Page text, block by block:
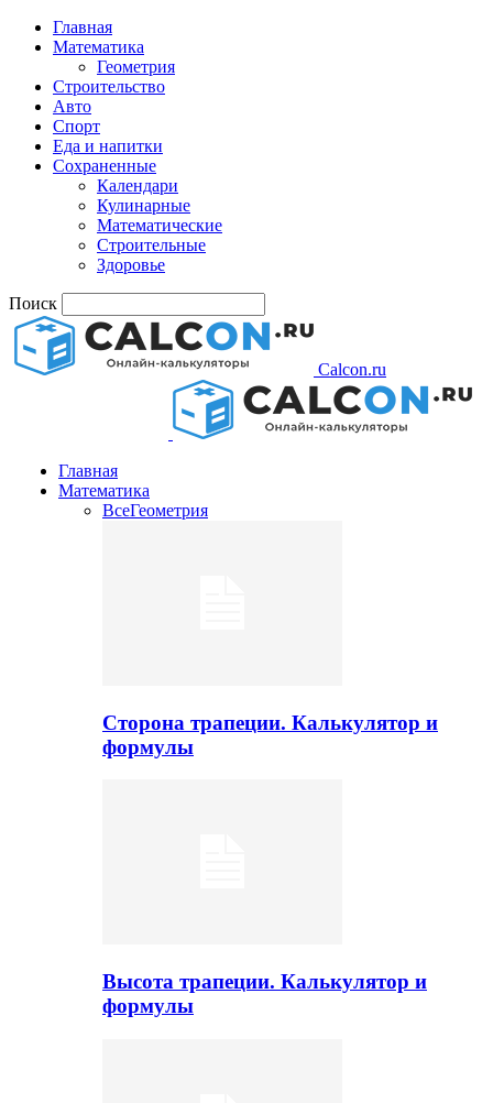
Главная
Математика
Геометрия
Строительство
Авто
Спорт
Еда и напитки
Сохраненные
Календари
Кулинарные
Математические
Строительные
Здоровье
Поиск
Calcon.ru
Главная
Математика
ВсеГеометрия
Сторона трапеции. Калькулятор и
формулы
Высота трапеции. Калькулятор и
формулы